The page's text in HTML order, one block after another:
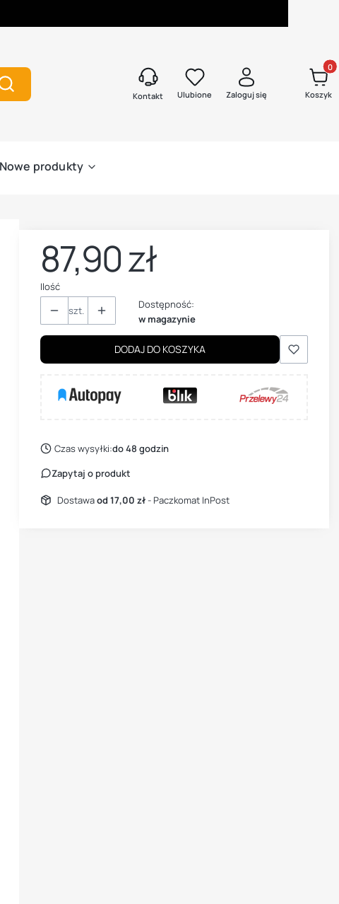
Szukaj Kontakt Ulubione Zaloguj się Koszyk
Nowe produkty
Cena
87,90 zł
Ilość
szt.
Dostępność:
w magazynie
DODAJ DO KOSZYKA
Czas wysyłki:do 48 godzin
Zapytaj o produkt
Dostawaod 17,00 zł- Paczkomat InPost